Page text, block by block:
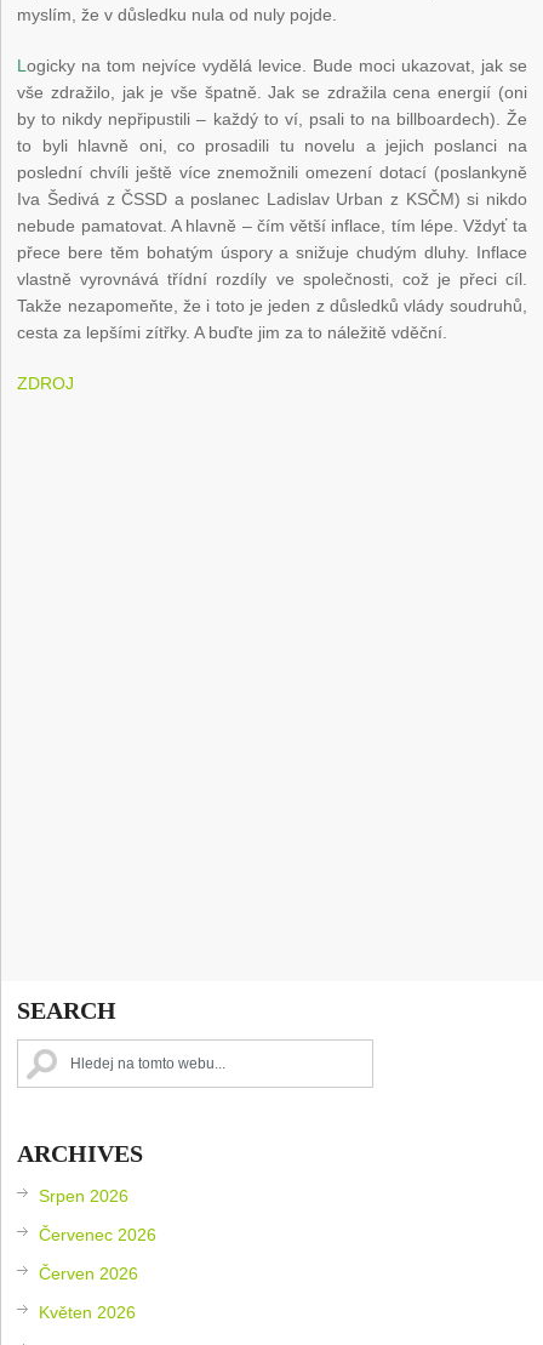
myslím, že v důsledku nula od nuly pojde.
Logicky na tom nejvíce vydělá levice. Bude moci ukazovat, jak se
vše zdražilo, jak je vše špatně. Jak se zdražila cena energií (oni
by to nikdy nepřipustili – každý to ví, psali to na billboardech). Že
to byli hlavně oni, co prosadili tu novelu a jejich poslanci na
poslední chvíli ještě více znemožnili omezení dotací (poslankyně
Iva Šedivá z ČSSD a poslanec Ladislav Urban z KSČM) si nikdo
nebude pamatovat. A hlavně – čím větší inflace, tím lépe. Vždyť ta
přece bere těm bohatým úspory a snižuje chudým dluhy. Inflace
vlastně vyrovnává třídní rozdíly ve společnosti, což je přeci cíl.
Takže nezapomeňte, že i toto je jeden z důsledků vlády soudruhů,
cesta za lepšími zítřky. A buďte jim za to náležitě vděční.
ZDROJ
SEARCH
ARCHIVES
Srpen 2026
Červenec 2026
Červen 2026
Květen 2026